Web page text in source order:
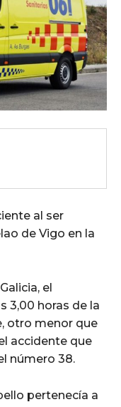
al ser
de Vigo en la
el
3,00 horas de la
otro menor que
accidente que
número 38.
pertenecía a